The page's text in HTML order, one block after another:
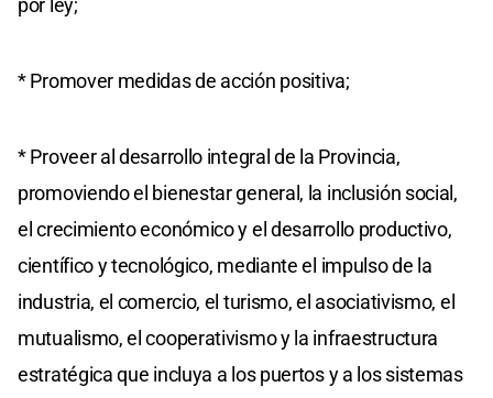
por ley;
* Promover medidas de acción positiva;
* Proveer al desarrollo integral de la Provincia,
promoviendo el bienestar general, la inclusión social,
el crecimiento económico y el desarrollo productivo,
científico y tecnológico, mediante el impulso de la
industria, el comercio, el turismo, el asociativismo, el
mutualismo, el cooperativismo y la infraestructura
estratégica que incluya a los puertos y a los sistemas